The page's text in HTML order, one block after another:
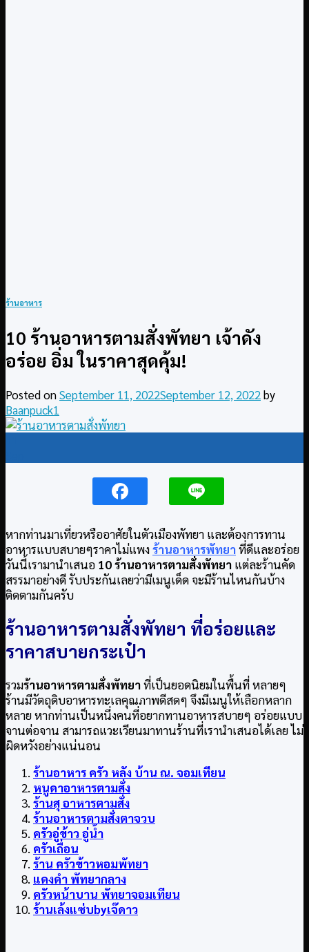
ร้านอาหาร
10 ร้านอาหารตามสั่งพัทยา เจ้าดัง
อร่อย อิ่ม ในราคาสุดคุ้ม!
Posted onSeptember 11, 2022September 12, 2022by
Baanpuck1
หากท่านมาเที่ยวหรืออาศัยในตัวเมืองพัทยา และต้องการทาน
อาหารแบบสบายๆราคาไม่แพงร้านอาหารพัทยาที่ดีและอร่อย
วันนี้เรามานำเสนอ 10 ร้านอาหารตามสั่งพัทยา แต่ละร้านคัด
สรรมาอย่างดี รับประกันเลยว่ามีเมนูเด็ด จะมีร้านไหนกันบ้าง
ติดตามกันครับ
ร้านอาหารตามสั่งพัทยา ที่อร่อยและ
ราคาสบายกระเป๋า
รวมร้านอาหารตามสั่งพัทยาที่เป็นยอดนิยมในพื้นที่ หลายๆ
ร้านมีวัตถุดิบอาหารทะเลคุณภาพดีสดๆ จึงมีเมนูให้เลือกหลาก
หลาย หากท่านเป็นหนึ่งคนที่อยากทานอาหารสบายๆ อร่อยแบบ
จานต่อจาน สามารถแวะเวียนมาทานร้านที่เรานำเสนอได้เลย ไม่
ผิดหวังอย่างแน่นอน
ร้านอาหาร ครัว หลัง บ้าน ณ. จอมเทียน
หนูดาอาหารตามสั่ง
ร้านสุ อาหารตามสั่ง
ร้านอาหารตามสั่งตาจวบ
ครัวอู่ข้าว อู่น้ำ
ครัวเถื่อน
ร้าน ครัวข้าวหอมพัทยา
แดงดำ พัทยากลาง
ครัวหน้าบาน พัทยาจอมเทียน
ร้านเล้งแซ่บbyเจ๊ดาว